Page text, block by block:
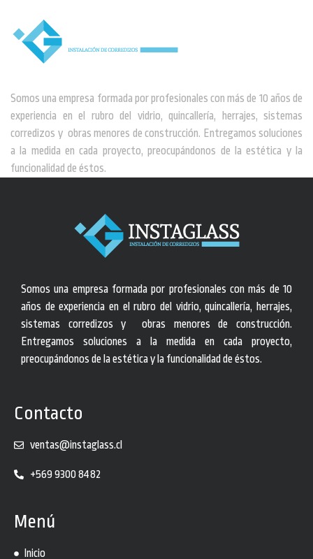
Somos una empresa formada por profesionales con más de 10 años de
experiencia en el rubro del vidrio, quincallería, herrajes, sistemas
corredizos y obras menores de construcción. Entregamos soluciones
a la medida en cada proyecto, preocupándonos de la estética y la
funcionalidad de éstos.
Somos una empresa formada por profesionales con más de 10
años de experiencia en el rubro del vidrio, quincallería, herrajes,
sistemas corredizos y obras menores de construcción.
Entregamos soluciones a la medida en cada proyecto,
preocupándonos de la estética y la funcionalidad de éstos.
Contacto
ventas@instaglass.cl
+569 9300 8482
Menú
Inicio